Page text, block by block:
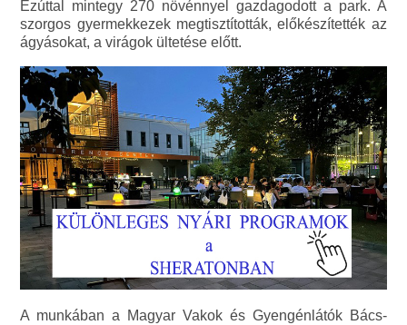
Ezúttal mintegy 270 növénnyel gazdagodott a park. A
szorgos gyermekkezek megtisztították, előkészítették az
ágyásokat, a virágok ültetése előtt.
A munkában a Magyar Vakok és Gyengénlátók Bács-